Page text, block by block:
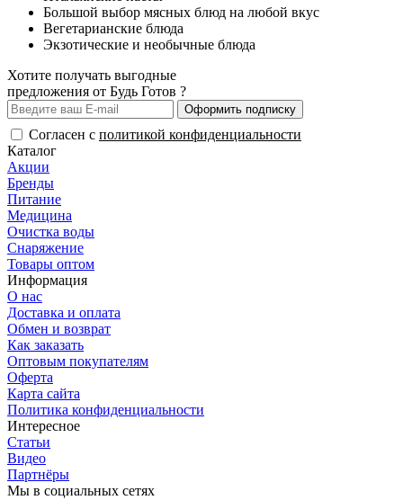
Большой выбор мясных блюд на любой вкус
Вегетарианские блюда
Экзотические и необычные блюда
Хотите получать выгодные
предложения от Будь Готов ?
Оформить подписку
Согласен с политикой конфиденциальности
Каталог
Акции
Бренды
Питание
Медицина
Очистка воды
Снаряжение
Товары оптом
Информация
О нас
Доставка и оплата
Обмен и возврат
Как заказать
Оптовым покупателям
Оферта
Карта сайта
Политика конфиденциальности
Интересное
Статьи
Видео
Партнёры
Мы в социальных сетях